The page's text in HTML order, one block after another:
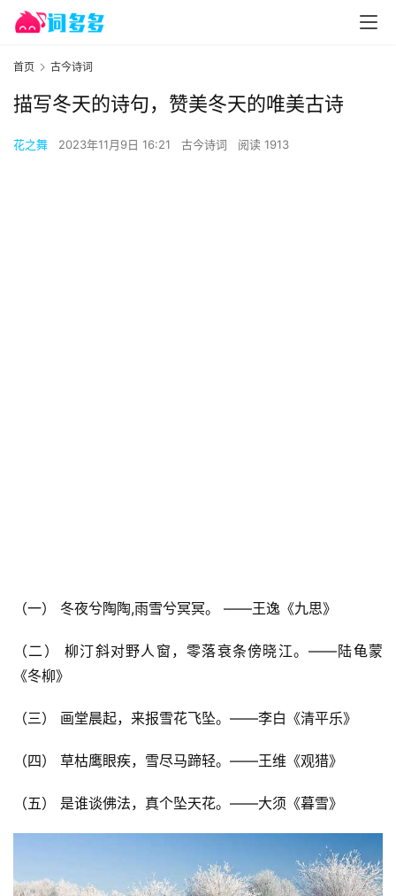
首页 古今诗词
描写冬天的诗句，赞美冬天的唯美古诗
花之舞 2023年11月9日 16:21 古今诗词 阅读 1913
（一） 冬夜兮陶陶,雨雪兮冥冥。 ——王逸《九思》
（二） 柳汀斜对野人窗，零落衰条傍晓江。——陆龟蒙
《冬柳》
（三） 画堂晨起，来报雪花飞坠。——李白《清平乐》
（四） 草枯鹰眼疾，雪尽马蹄轻。——王维《观猎》
（五） 是谁谈佛法，真个坠天花。——大须《暮雪》